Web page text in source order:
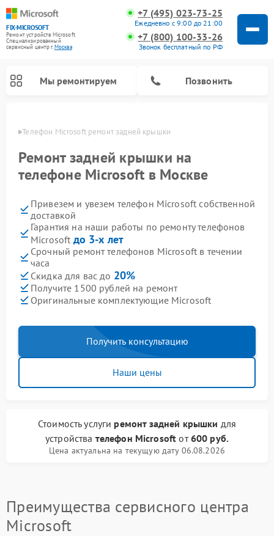
FIX-MICROSOFT
Ремонт устройств Microsoft
Специализированный
cервисный центр г.Москва
+7 (495) 023-73-25
Ежедневно с 9:00 до 21:00
+7 (800) 100-33-26
Звонок бесплатный по РФ
Мы ремонтируем Позвонить
Телефон Microsoft ремонт задней крышки
Ремонт задней крышки на
телефоне Microsoft в Москве
Привезем и увезем телефон Microsoft собственной
доставкой
Гарантия на наши работы по ремонту телефонов
Microsoft до 3-х лет
Срочный ремонт телефонов Microsoft в течении
часа
Скидка для вас до 20%
Получите 1500 рублей на ремонт
Оригинальные комплектующие Microsoft
Получить консультацию
Наши цены
Стоимость услуги ремонт задней крышки для
устройства телефон Microsoft от600 руб.
Цена актуальна на текущую дату 06.08.2026
Преимущества сервисного центра
Microsoft